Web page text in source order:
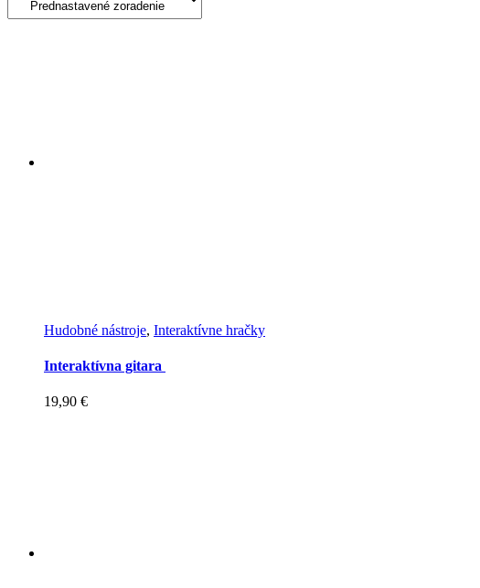
Hudobné nástroje, Interaktívne hračky
Interaktívna gitara
19,90 €